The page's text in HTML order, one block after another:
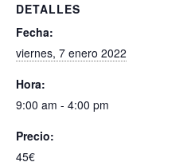
DETALLES
Fecha:
viernes, 7 enero 2022
Hora:
9:00 am - 4:00 pm
Precio:
45€